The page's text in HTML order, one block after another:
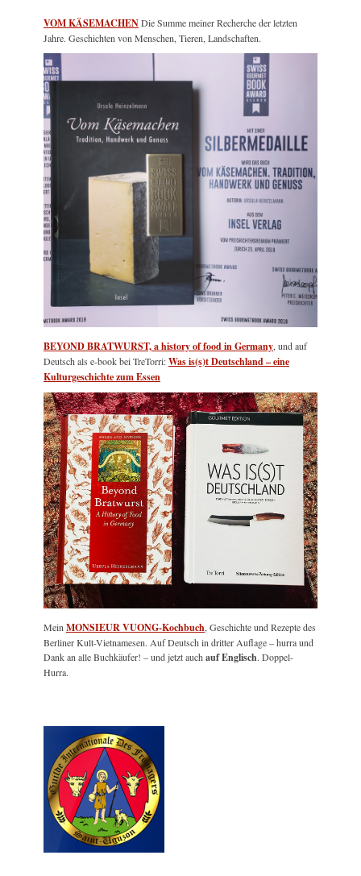
VOM KÄSEMACHENDie Summe meiner Recherche der letzten
Jahre. Geschichten von Menschen, Tieren, Landschaften.
BEYOND BRATWURST, a history of food in Germany, und auf
Deutsch als e-book bei TreTorri:Was is(s)t Deutschland – eine
Kulturgeschichte zum Essen
Mein MONSIEUR VUONG-Kochbuch , Geschichte und Rezepte des
Berliner Kult-Vietnamesen. Auf Deutsch in dritter Auflage – hurra und
Dank an alle Buchkäufer! – und jetzt auch auf Englisch. Doppel-
Hurra.